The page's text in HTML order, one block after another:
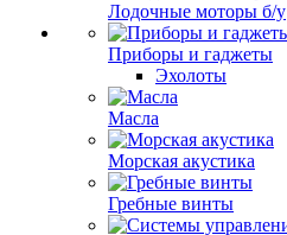
Лодочные моторы б/у
Приборы и гаджеты
Эхолоты
Масла
Морская акустика
Гребные винты